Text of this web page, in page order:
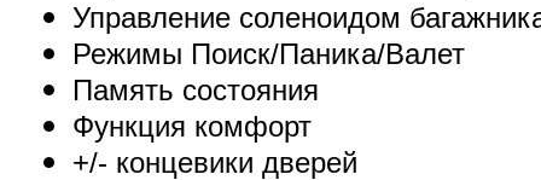
Управление соленоидом
Режимы Поиск/Паника/Валет
Память состояния
Функция комфорт
+/- концевики дверей